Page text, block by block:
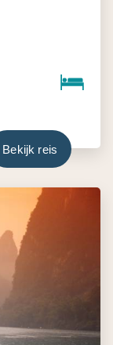
Bekijk reis